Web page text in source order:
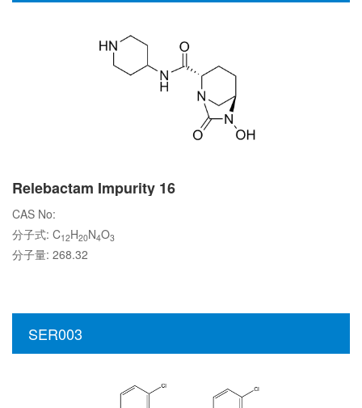
Relebactam Impurity 16
CAS No:
分子式: C12H20N4O3
分子量: 268.32
SER003